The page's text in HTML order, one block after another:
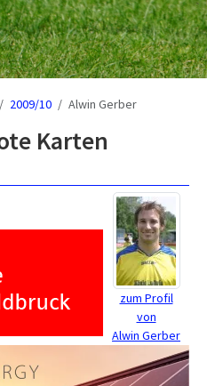
2009/10 Alwin Gerber
Karten
zum Profil
von
Alwin Gerber